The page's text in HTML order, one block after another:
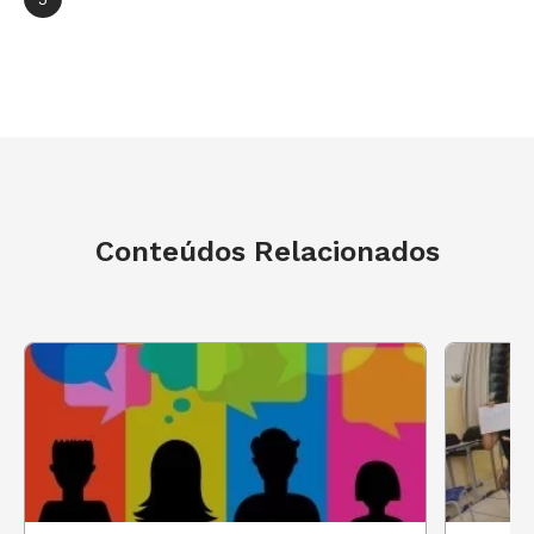
herança de avós e bisavós que viveram em um
não jogar nada fora. O problema é que isso
um momento em que precisei, além de
reconhecer que minha indignação só estava me
desgastando, pensar uma forma de conseguir
transformá-la em aprendizad o. No caso, para
mim e para o grupo. Acabei elaborando em
conjunto com a turma um projeto que tinha
Conteúdos Relacionados